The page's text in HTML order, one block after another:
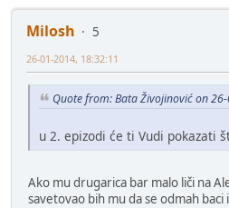
Milosh
5
26-01-2014, 18:32:11
Quote from: Bata Živojinović on
u 2. epizodi će ti Vudi pokazati
Ako mu drugarica bar malo liči na
savetovao bih mu da se odmah baci